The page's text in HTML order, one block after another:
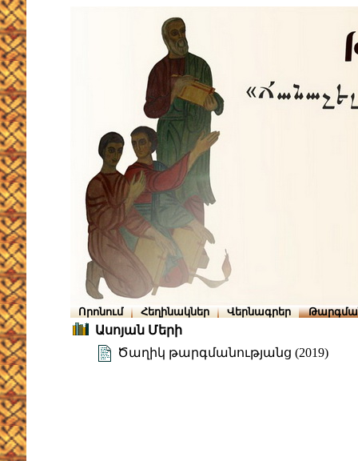
Որոնում Հեղինակներ Վերնագրեր
Ասոյան Մերի
Ծաղիկ թարգմանությանց (2019)